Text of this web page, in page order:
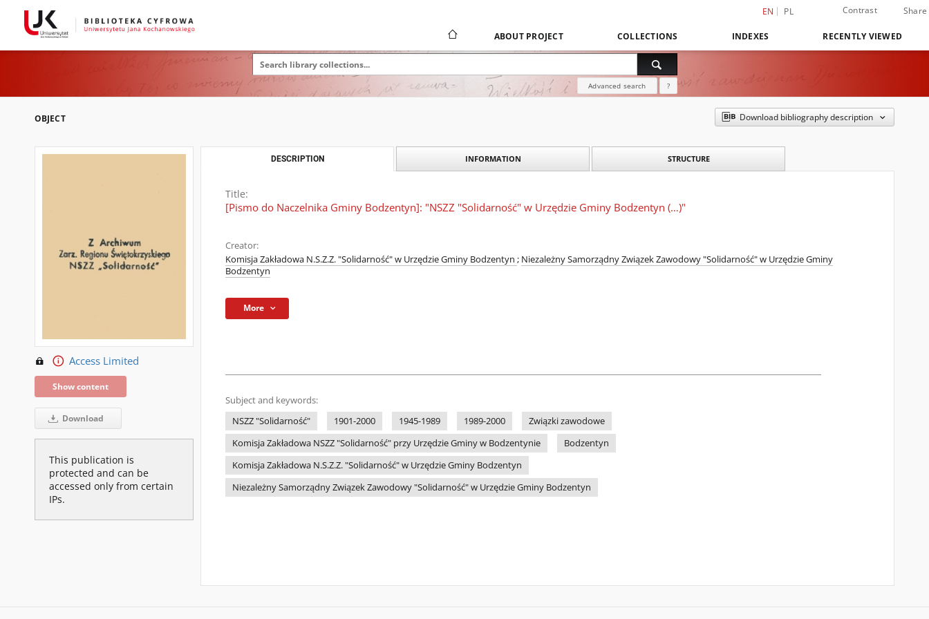
EN PL Contrast Share
ABOUT PROJECT COLLECTIONS INDEXES RECENTLY VIEWED
Advanced search ?
OBJECT Download bibliography description
Access Limited
Show content
Download
This publication is
protected and can be
accessed only from certain
IPs.
DESCRIPTION INFORMATION STRUCTURE
Title:
[Pismo do Naczelnika Gminy Bodzentyn]: "NSZZ "Solidarność" w Urzędzie Gminy Bodzentyn (…)"
Creator:
Komisja Zakładowa N.S.Z.Z. "Solidarność" w Urzędzie Gminy Bodzentyn ; Niezależny Samorządny Związek Zawodowy "Solidarność" w Urzędzie Gminy
Bodzentyn
More
Subject and keywords:
NSZZ "Solidarność"
1901-2000 1945-1989 1989-2000
Związki zawodowe
Komisja Zakładowa NSZZ "Solidarność" przy Urzędzie Gminy w Bodzentynie
Bodzentyn
Komisja Zakładowa N.S.Z.Z. "Solidarność" w Urzędzie Gminy Bodzentyn
Niezależny Samorządny Związek Zawodowy "Solidarność" w Urzędzie Gminy Bodzentyn